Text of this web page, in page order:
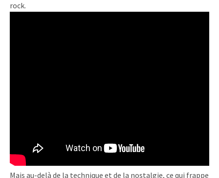
rock.
Mais au-delà de la technique et de la nostalgie, ce qui frappe